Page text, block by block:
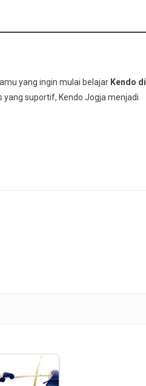
yang ingin mulai belajar Kendo di
yang suportif, Kendo Jogja menjadi